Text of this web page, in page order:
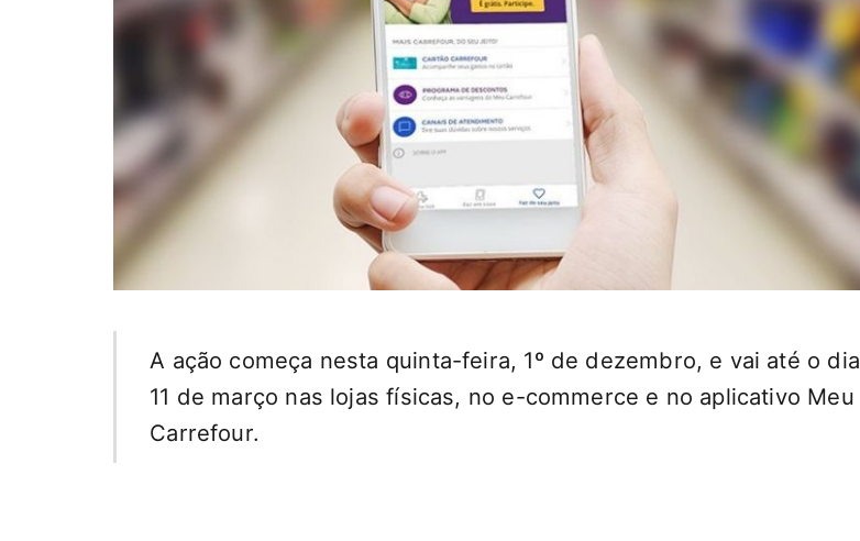
A ação começa nesta quinta-feira, 1º de dezembro, e vai até o dia
11 de março nas lojas físicas, no e-commerce e no aplicativo Meu
Carrefour.